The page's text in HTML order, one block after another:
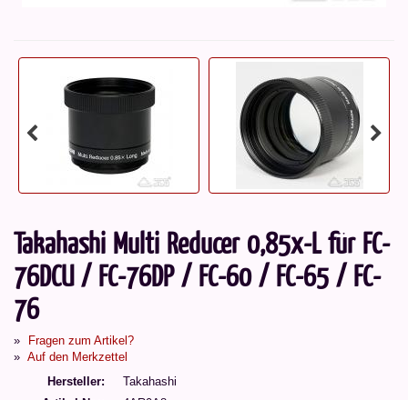
Takahashi Multi Reducer 0,85x-L für FC-
76DCU / FC-76DP / FC-60 / FC-65 / FC-
76
Fragen zum Artikel?
Auf den Merkzettel
Hersteller
Takahashi